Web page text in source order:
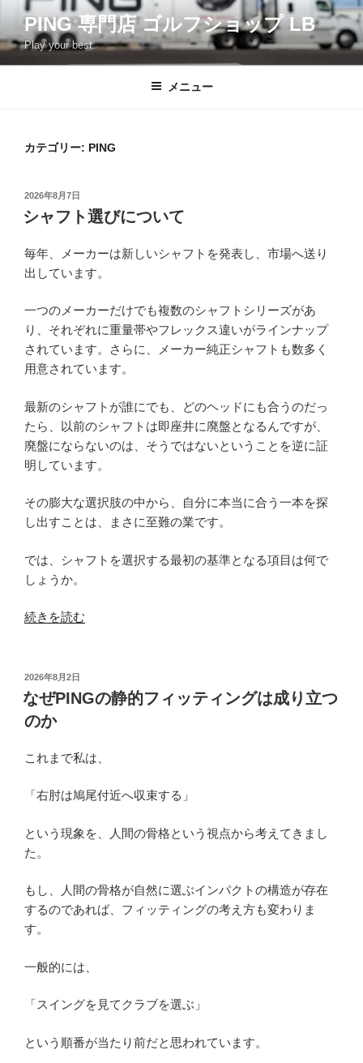
テ
ン
PING 専門店 ゴルフショップ LB
Play your best.
メニュー
カテゴリー: PING
投
稿
日:
2026年8月7日
シャフト選びについて
毎年、メーカーは新しいシャフトを発表し、市場へ送り
出しています。
一つのメーカーだけでも複数のシャフトシリーズがあ
り、それぞれに重量帯やフレックス違いがラインナップ
されています。さらに、メーカー純正シャフトも数多く
用意されています。
最新のシャフトが誰にでも、どのヘッドにも合うのだっ
たら、以前のシャフトは即座井に廃盤となるんですが、
廃盤にならないのは、そうではないということを逆に証
明しています。
その膨大な選択肢の中から、自分に本当に合う一本を探
し出すことは、まさに至難の業です。
では、シャフトを選択する最初の基準となる項目は何で
しょうか。
“シ
ト
選
び
に
つ
て”
続きを読む
投
稿
日:
2026年8月2日
なぜPINGの静的フィッティングは成り立つ
のか
これまで私は、
「右肘は鳩尾付近へ収束する」
という現象を、人間の骨格という視点から考えてきまし
た。
もし、人間の骨格が自然に選ぶインパクトの構造が存在
するのであれば、フィッティングの考え方も変わりま
す。
一般的には、
「スイングを見てクラブを選ぶ」
という順番が当たり前だと思われています。